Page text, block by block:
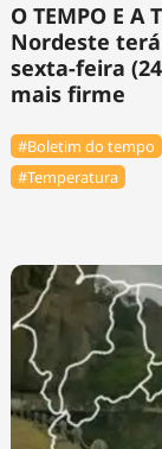
O TEMPO E A
Nordeste
sexta-feira
mais firme
#Boletim do tempo
#Temperatura